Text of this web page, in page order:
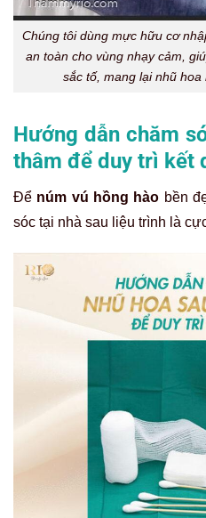
Chúng tôi dùng mực hữu cơ
an toàn cho vùng nhạy cảm,
sắc tố, mang lại nhũ hoa
Hướng dẫn chăm
thâm để duy trì kết
Để núm vú hồng hào bền
sóc tại nhà sau liệu trình là